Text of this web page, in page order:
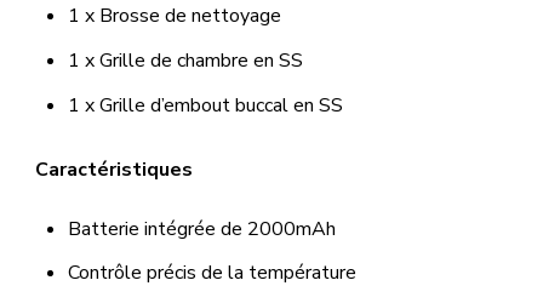
1 x Brosse de nettoyage
1 x Grille de chambre en SS
1 x Grille d’embout buccal en SS
Caractéristiques
Batterie intégrée de 2000mAh
Contrôle précis de la température